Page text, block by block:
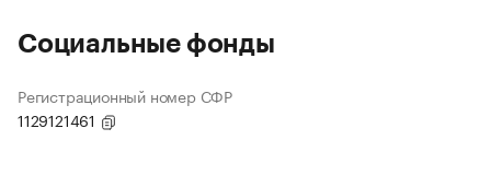
Социальные фонды
Регистрационный номер СФР
1129121461